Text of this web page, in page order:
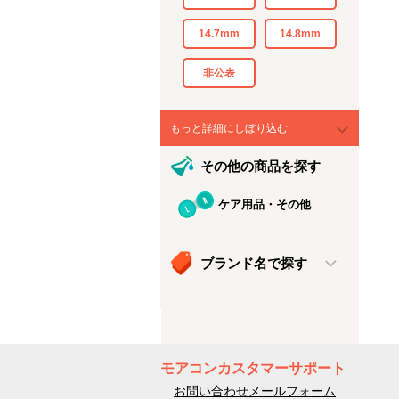
14.7mm 14.8mm
非公表
もっと詳細にしぼり込む
その他の商品を探す
ケア用品・その他
ブランド名で探す
モアコンカスタマーサポート
お問い合わせメールフォーム